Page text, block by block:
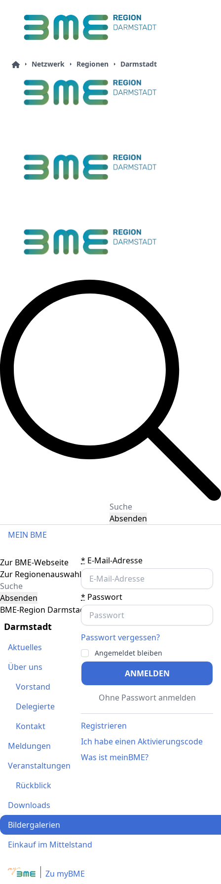
Netzwerk Regionen Darmstadt
Absenden
MEIN BME
* E-Mail-Adresse
* Passwort
Passwort vergessen?
Angemeldet bleiben
ANMELDEN
Ohne Passwort anmelden
Registrieren
Ich habe einen Aktivierungscode
Was ist meinBME?
Toggle navigation
Zur BME-Webseite
Zur Regionenauswahl
Absenden
BME-Region Darmstadt
Darmstadt
Aktuelles
Über uns
Vorstand
Delegierte
Kontakt
Meldungen
Veranstaltungen
Rückblick
Downloads
Bildergalerien
Einkauf im Mittelstand
Zu myBME